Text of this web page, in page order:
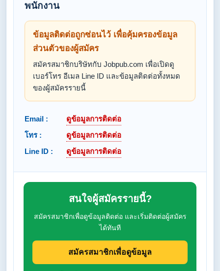
พนักงาน
ข้อมูลติดต่อถูกซ่อนไว้ เพื่อคุ้มครองข้อมูล
ส่วนตัวของผู้สมัคร
สมัครสมาชิกบริษัทกับ Jobpub.com เพื่อเปิดดู
เบอร์โทร อีเมล Line ID และข้อมูลติดต่อทั้งหมด
ของผู้สมัครรายนี้
Email :
ดูข้อมูลการติดต่อ
โทร :
ดูข้อมูลการติดต่อ
Line ID :
ดูข้อมูลการติดต่อ
สนใจผู้สมัครรายนี้?
สมัครสมาชิกเพื่อดูข้อมูลติดต่อ และเริ่มติดต่อผู้สมัคร
ได้ทันที
สมัครสมาชิกเพื่อดูข้อมูล